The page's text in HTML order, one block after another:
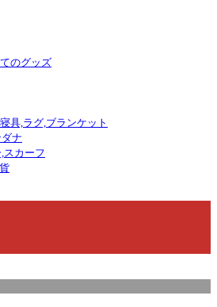
のグッズ
寝具,ラグ,ブランケット
ナ
スカーフ